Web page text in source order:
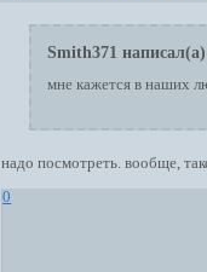
Smith371
мне кажется в наших
надо посмотреть. вообще,
0